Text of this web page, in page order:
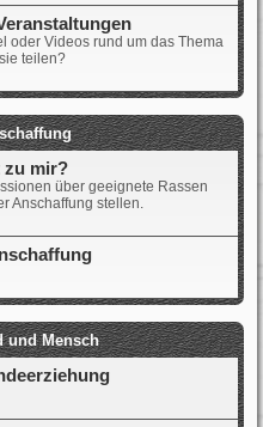
oder Videos rund um das Thema
teilen?
zu mir?
über geeignete Rassen
Anschaffung stellen.
und Mensch